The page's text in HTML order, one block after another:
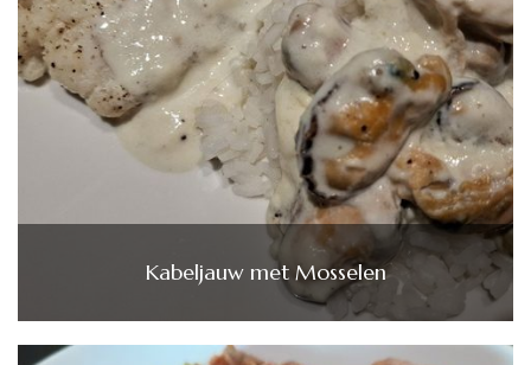
Kabeljauw met Mosselen